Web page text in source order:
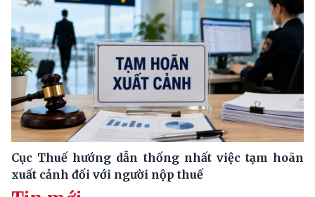
Cục Thuế hướng dẫn thống nhất việc tạm hoãn
xuất cảnh đối với người nộp thuế